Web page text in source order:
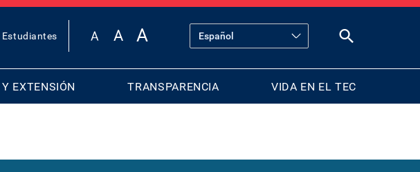
Estudiantes
EXTENSIÓN TRANSPARENCIA VIDA EN EL TEC